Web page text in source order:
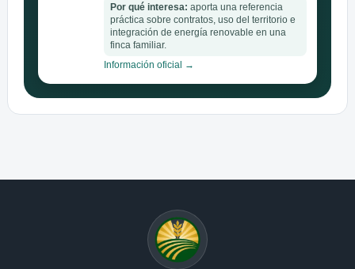
Por qué interesa: aporta una referencia
práctica sobre contratos, uso del territorio e
integración de energía renovable en una
finca familiar.
Información oficial →